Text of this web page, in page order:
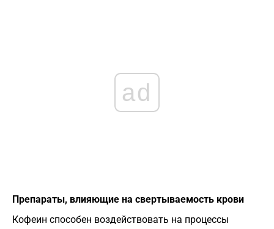
ad
Препараты, влияющие на свертываемость крови
Кофеин способен воздействовать на процессы